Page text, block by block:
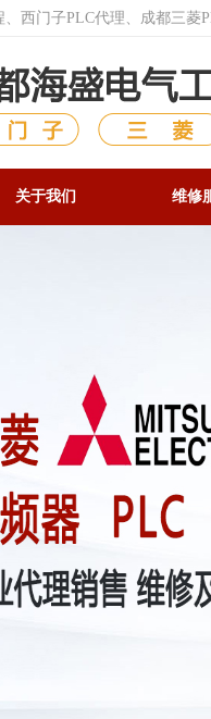
西门子PLC代理、成都三
关于我们 维修